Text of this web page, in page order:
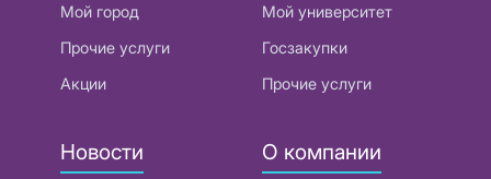
Мой город
Прочие услуги
Акции
Мой университет
Госзакупки
Прочие услуги
Новости О компании